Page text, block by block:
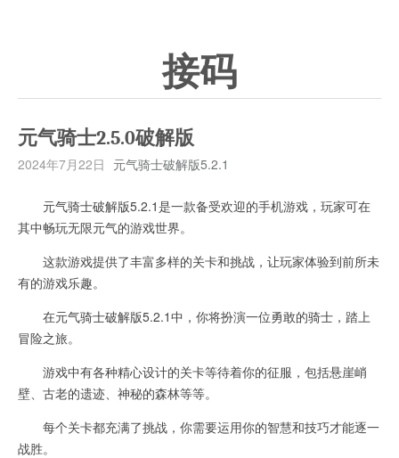
接码
元气骑士2.5.0破解版
2024年7月22日 元气骑士破解版5.2.1
元气骑士破解版5.2.1是一款备受欢迎的手机游戏，玩家可在
其中畅玩无限元气的游戏世界。
这款游戏提供了丰富多样的关卡和挑战，让玩家体验到前所未
有的游戏乐趣。
在元气骑士破解版5.2.1中，你将扮演一位勇敢的骑士，踏上
冒险之旅。
游戏中有各种精心设计的关卡等待着你的征服，包括悬崖峭
壁、古老的遗迹、神秘的森林等等。
每个关卡都充满了挑战，你需要运用你的智慧和技巧才能逐一
战胜。